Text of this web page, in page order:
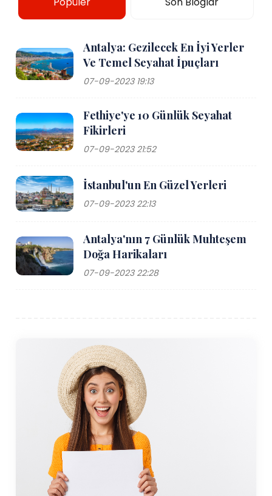
Antalya: Gezilecek En İyi Yerler
Ve Temel Seyahat İpuçları
07-09-2023 19:13
Fethiye'ye 10 Günlük Seyahat
Fikirleri
07-09-2023 21:52
İstanbul'un En Güzel Yerleri
07-09-2023 22:13
Antalya'nın 7 Günlük Muhteşem
Doğa Harikaları
07-09-2023 22:28